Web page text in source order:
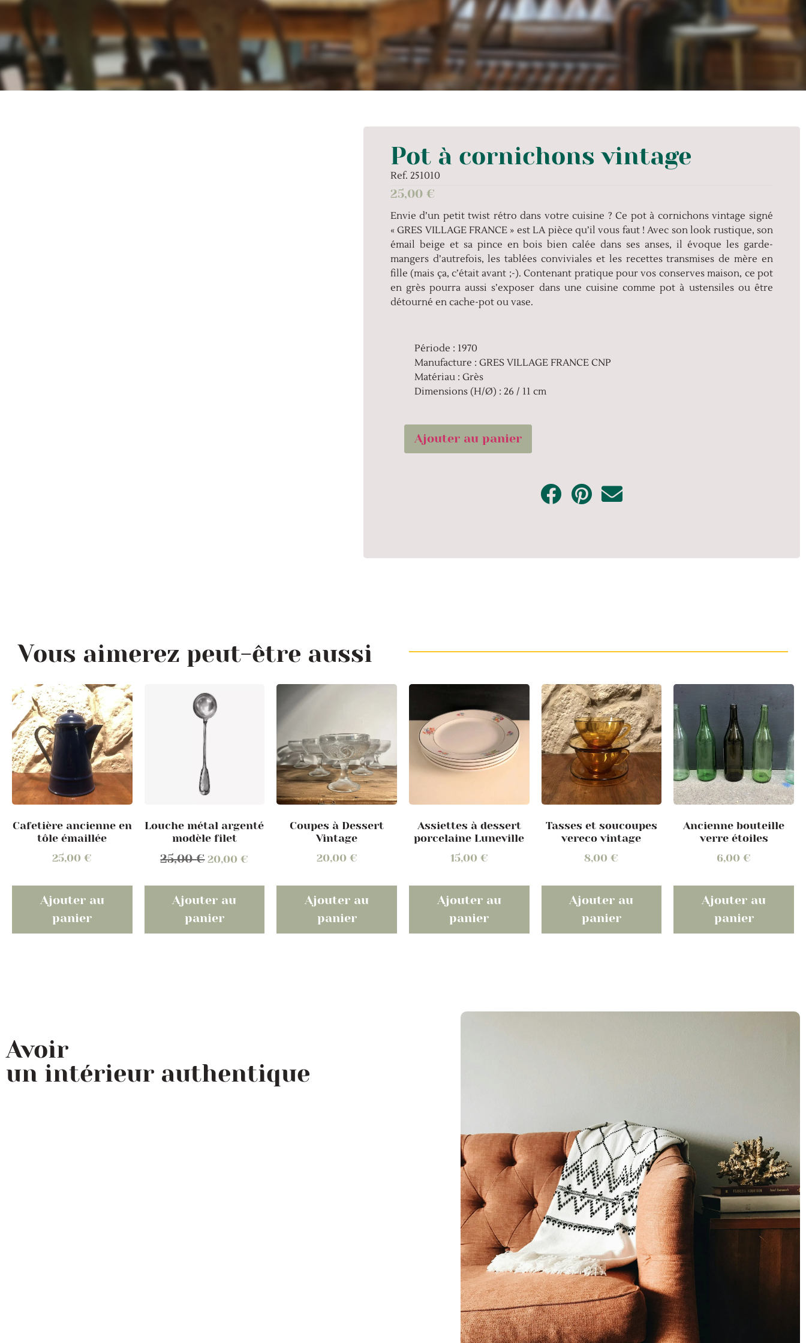
Pot à cornichons vintage
Ref. 251010
25,00 €
Envie d’un petit twist rétro dans votre cuisine ? Ce pot à cornichons vintage signé
« GRES VILLAGE FRANCE » est LA pièce qu’il vous faut ! Avec son look rustique, son
émail beige et sa pince en bois bien calée dans ses anses, il évoque les garde-
mangers d’autrefois, les tablées conviviales et les recettes transmises de mère en
fille (mais ça, c’était avant ;-). Contenant pratique pour vos conserves maison, ce pot
en grès pourra aussi s’exposer dans une cuisine comme pot à ustensiles ou être
détourné en cache-pot ou vase.
Période : 1970
Manufacture : GRES VILLAGE FRANCE CNP
Matériau : Grès
Dimensions (H/Ø) : 26 / 11 cm
Ajouter au panier
Vous aimerez peut-être aussi
Cafetière ancienne en
tôle émaillée
25,00€
Ajouter au
panier
Louche métal argenté
modèle filet
25,00€ 20,00€
Ajouter au
panier
Coupes à Dessert
Vintage
20,00 €
Ajouter au
panier
Assiettes à dessert
porcelaine Luneville
15,00 €
Ajouter au
panier
Tasses et soucoupes
vereco vintage
8,00€
Ajouter au
panier
Ancienne bouteille
verre étoiles
6,00€
Ajouter au
panier
Avoir
un intérieur authentique